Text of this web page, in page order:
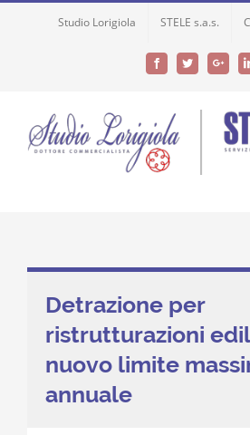
Studio Lorigiola STELE s.a.s.
FacebookTwitter
Detrazione per
ristrutturazioni
nuovo limite
annuale